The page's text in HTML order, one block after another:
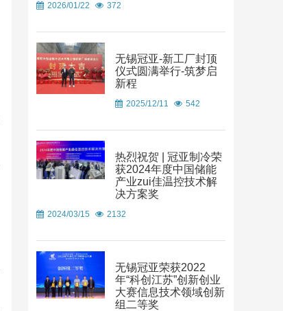
2026/01/22 372
无锡冠亚-新工厂封顶
仪式圆满举行-筑梦启
新程
2025/12/11 542
热烈祝贺 | 冠亚制冷荣
获2024年度中国储能
产业zui佳温控技术解
决方案奖
2024/03/15 2132
无锡冠亚荣获2022
年“科创江苏”创新创业
大赛信息技术领域创新
组二等奖